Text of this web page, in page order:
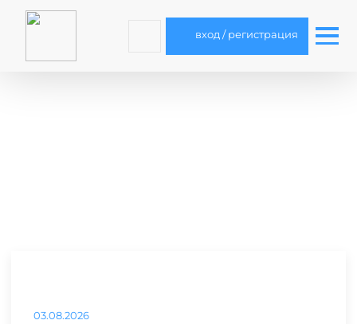
вход / регистрация
03.08.2026